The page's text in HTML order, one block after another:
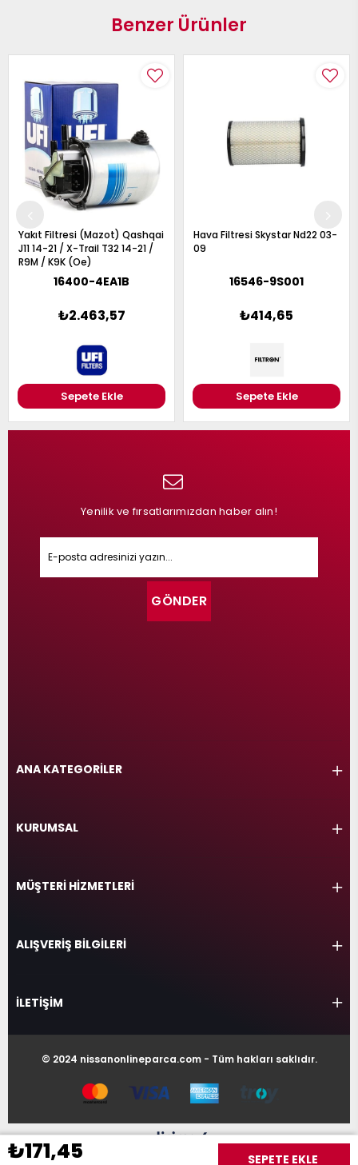
₺171,45
Benzer Ürünler
Hava Filtresi Skystar Nd22 03-
09
16546-9S001
₺414,65
Sepete Ekle
Hava Filtresi Micra K12 02-09 /
Note E11 05-11 1.5Dcı
8200399214
₺356,96
Sepete Ekle
Yenilik ve fırsatlarımızdan haber alın!
GÖNDER
ANA KATEGORİLER
KURUMSAL
MÜŞTERİ HİZMETLERİ
ALIŞVERİŞ BİLGİLERİ
İLETİŞİM
© 2024 nissanonlineparca.com - Tüm hakları saklıdır.